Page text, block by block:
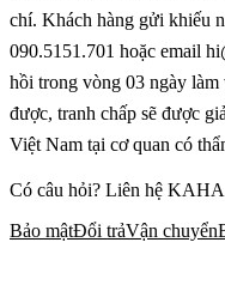
chí. Khách hàng gửi khiếu
090.5151.701 hoặc email
hồi trong vòng 03 ngày
được, tranh chấp sẽ được
Việt Nam tại cơ quan có
Có câu hỏi? Liên hệ KAHA
Bảo mậtĐổi trảVận chuyển